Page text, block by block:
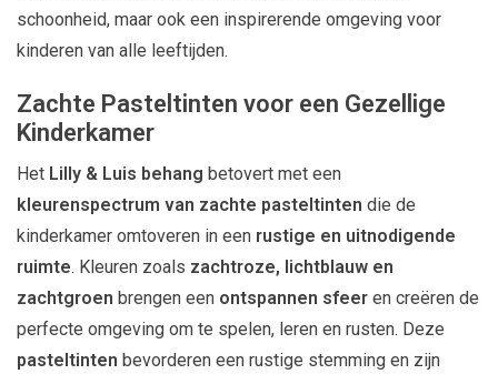
schoonheid, maar ook een inspirerende omgeving voor
kinderen van alle leeftijden.
Zachte Pasteltinten voor een Gezellige
Kinderkamer
Het Lilly & Luis behang betovert met een
kleurenspectrum van zachte pasteltinten die de
kinderkamer omtoveren in een rustige en uitnodigende
ruimte. Kleuren zoals zachtroze, lichtblauw en
zachtgroen brengen een ontspannen sfeer en creëren de
perfecte omgeving om te spelen, leren en rusten. Deze
pasteltinten bevorderen een rustige stemming en zijn